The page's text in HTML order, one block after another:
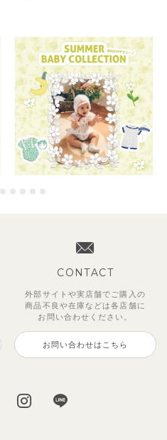
CONTACT
外部サイトや実店舗でご購入の
商品不良や在庫などは各店舗に
お問い合わせください。
お問い合わせはこちら